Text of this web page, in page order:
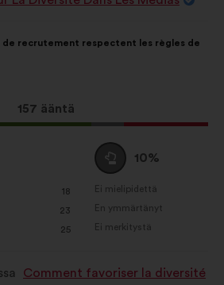
de recrutement respectent les règles de
Tämä
ehdotus
157 ääntä
18
23
25
Äänestä
tyhjää
:
10%
seuraavasti:
Ei mielipidettä
:kertaa
En ymmärtänyt
:kertaa
Ei merkitystä
:kertaa
Comment favoriser la diversité